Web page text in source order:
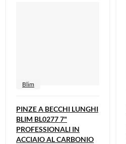
Blim
PINZE A BECCHI LUNGHI
BLIM BL0277 7"
PROFESSIONALI IN
ACCIAIO AL CARBONIO